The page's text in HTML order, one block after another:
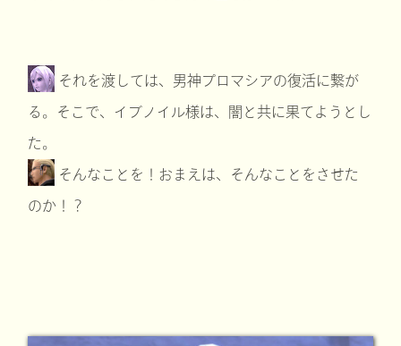
それを渡しては、男神プロマシアの復活に繋が
る。そこで、イブノイル様は、闇と共に果てようとし
た。
そんなことを！おまえは、そんなことをさせた
のか！？